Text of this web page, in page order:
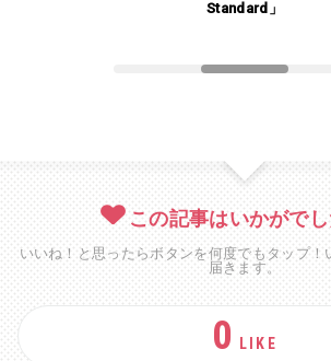
Standard」
この記事はいかがでし
いいね！と思ったらボタンを何度でもタップ！
届きます。
0 LIKE